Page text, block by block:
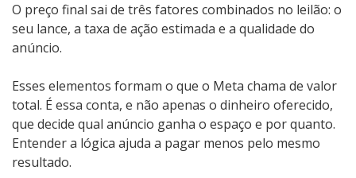
O preço final sai de três fatores combinados no leilão: o
seu lance, a taxa de ação estimada e a qualidade do
anúncio.
Esses elementos formam o que o Meta chama de valor
total. É essa conta, e não apenas o dinheiro oferecido,
que decide qual anúncio ganha o espaço e por quanto.
Entender a lógica ajuda a pagar menos pelo mesmo
resultado.